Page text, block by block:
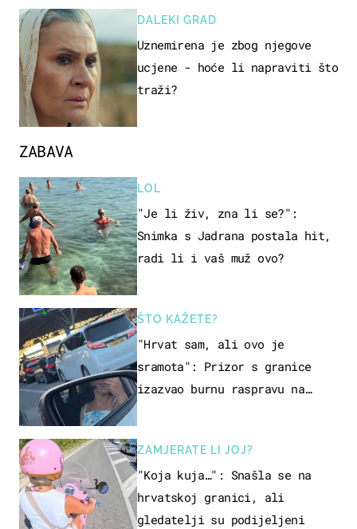
ZABAVA
LOL
"Je li živ, zna li se?":
Snimka s Jadrana postala hit,
radi li i vaš muž ovo?
ŠTO KAŽETE?
"Hrvat sam, ali ovo je
sramota": Prizor s granice
izazvao burnu raspravu na
ZAMJERATE LI JOJ?
"Koja kuja…": Snašla se na
hrvatskoj granici, ali
gledatelji su podijeljeni
DALEKI GRAD
Uznemirena je zbog njegove
ucjene - hoće li napraviti što
traži?